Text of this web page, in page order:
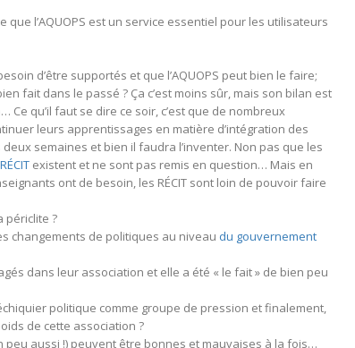
que l’AQUOPS est un service essentiel pour les utilisateurs
d’être supportés et que l’AQUOPS peut bien le faire;
fait dans le passé ? Ça c’est moins sûr, mais son bilan est
qu’il faut se dire ce soir, c’est que de nombreux
leurs apprentissages en matière d’intégration des
deux semaines et bien il faudra l’inventer. Non pas que les
existent et ne sont pas remis en question… Mais en
ont de besoin, les RÉCIT sont loin de pouvoir faire
périclite ?
changements de politiques au niveau du gouvernement
dans leur association et elle a été « le fait » de bien peu
politique comme groupe de pression et finalement,
de cette association ?
peu aussi !) peuvent être bonnes et mauvaises à la fois…